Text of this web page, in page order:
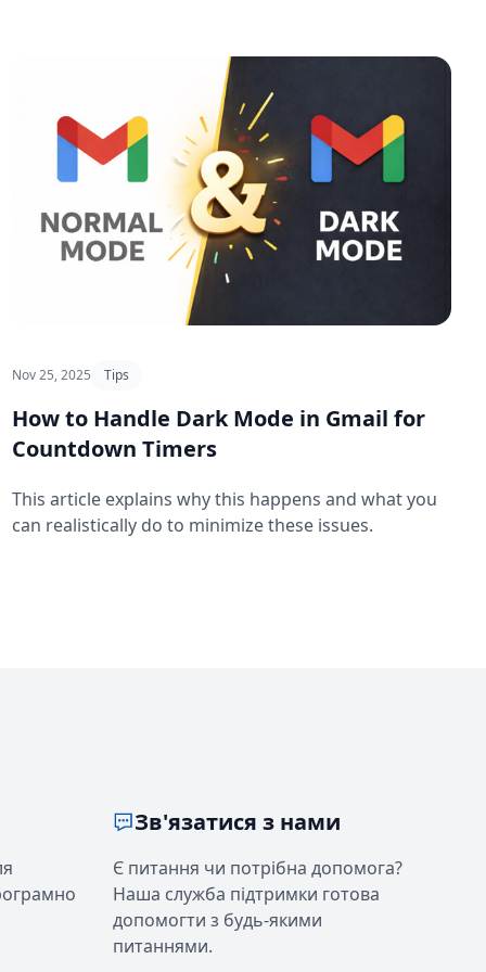
Nov 25, 2025 Tips
How to Handle Dark Mode in Gmail for
Countdown Timers
This article explains why this happens and what you
can realistically do to minimize these issues.
Зв'язатися з нами
Є питання чи потрібна допомога?
Наша служба підтримки готова
допомогти з будь-якими
питаннями.